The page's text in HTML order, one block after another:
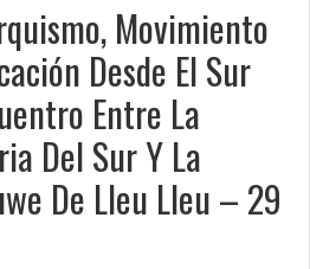
Movimiento
Desde El Sur
Entre La
Del Sur Y La
De Lleu Lleu – 29